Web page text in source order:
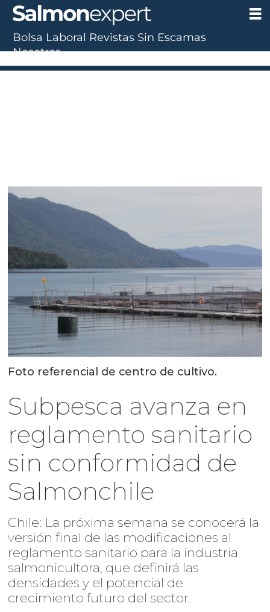
Foto referencial de centro de cultivo.
Subpesca avanza en
reglamento sanitario
sin conformidad de
Salmonchile
Chile: La próxima semana se conocerá la
versión final de las modificaciones al
reglamento sanitario para la industria
salmonicultora, que definirá las
densidades y el potencial de
crecimiento futuro del sector.
Bolsa Laboral Revistas Sin Escamas
Nosotros